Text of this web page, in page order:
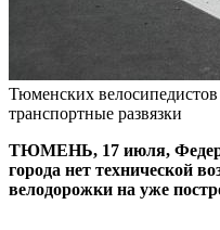
Тюменских
транспортные развязки
ТЮМЕНЬ, 17 июля,
города нет технической
велодорожки на уже